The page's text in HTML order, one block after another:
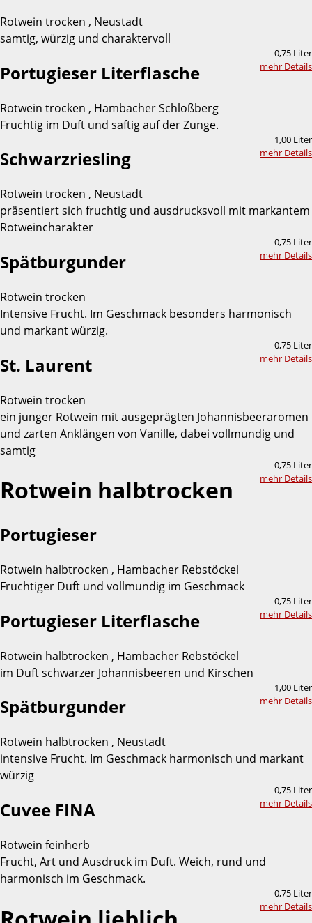
Rotwein trocken , Neustadt
samtig, würzig und charaktervoll
0,75 Liter
mehr Details
Portugieser Literflasche
Rotwein trocken , Hambacher Schloßberg
Fruchtig im Duft und saftig auf der Zunge.
1,00 Liter
mehr Details
Schwarzriesling
Rotwein trocken , Neustadt
präsentiert sich fruchtig und ausdrucksvoll mit markantem
Rotweincharakter
0,75 Liter
mehr Details
Spätburgunder
Rotwein trocken
Intensive Frucht. Im Geschmack besonders harmonisch
und markant würzig.
0,75 Liter
mehr Details
St. Laurent
Rotwein trocken
ein junger Rotwein mit ausgeprägten Johannisbeeraromen
und zarten Anklängen von Vanille, dabei vollmundig und
samtig
0,75 Liter
mehr Details
Rotwein halbtrocken
Portugieser
Rotwein halbtrocken , Hambacher Rebstöckel
Fruchtiger Duft und vollmundig im Geschmack
0,75 Liter
mehr Details
Portugieser Literflasche
Rotwein halbtrocken , Hambacher Rebstöckel
im Duft schwarzer Johannisbeeren und Kirschen
1,00 Liter
mehr Details
Spätburgunder
Rotwein halbtrocken , Neustadt
intensive Frucht. Im Geschmack harmonisch und markant
würzig
0,75 Liter
mehr Details
Cuvee FINA
Rotwein feinherb
Frucht, Art und Ausdruck im Duft. Weich, rund und
harmonisch im Geschmack.
0,75 Liter
mehr Details